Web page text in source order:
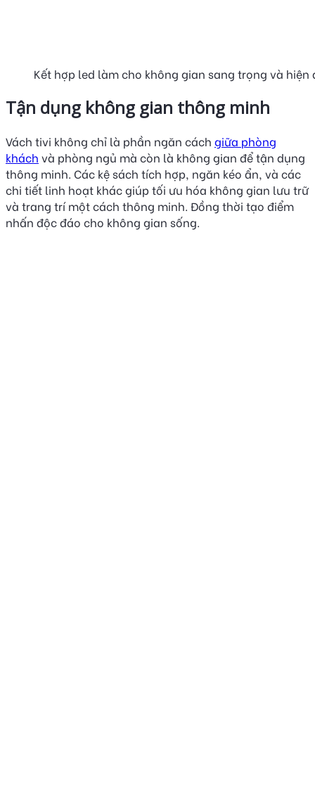
Kết hợp led làm cho không gian sang trọng và hiện
Tận dụng không gian thông minh
Vách tivi không chỉ là phần ngăn cách giữa phòng
khách và phòng ngủ mà còn là không gian để tận dụng
thông minh. Các kệ sách tích hợp, ngăn kéo ẩn, và các
chi tiết linh hoạt khác giúp tối ưu hóa không gian lưu trữ
và trang trí một cách thông minh. Đồng thời tạo điểm
nhấn độc đáo cho không gian sống.